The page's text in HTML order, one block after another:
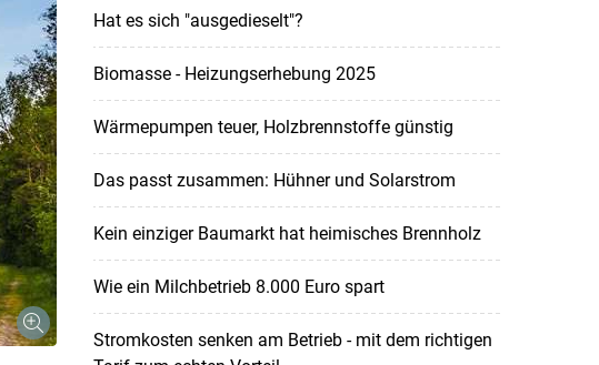
Hat es sich "ausgedieselt"?
Biomasse - Heizungserhebung 2025
Wärmepumpen teuer, Holzbrennstoffe günstig
Das passt zusammen: Hühner und Solarstrom
Kein einziger Baumarkt hat heimisches Brennholz
Wie ein Milchbetrieb 8.000 Euro spart
Stromkosten senken am Betrieb - mit dem richtigen